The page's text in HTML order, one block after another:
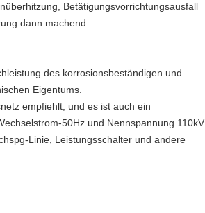
Betätigungsvorrichtungsausfall
dann machend.
des korrosionsbeständigen und
Eigentums.
empfiehlt, und es ist auch ein
50Hz und Nennspannung 110kV
Linie, Leistungsschalter und andere